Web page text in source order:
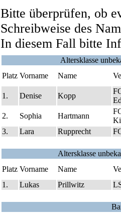
Bitte überprüfen, ob
Schreibweise des
In diesem Fall bitte
Altersklasse
Platz Vorname Name
1. Denise Kopp
2.
Sophia Hartmann
3.
Lara Rupprecht
Altersklasse
Platz Vorname Name
1.
Lukas Prillwitz